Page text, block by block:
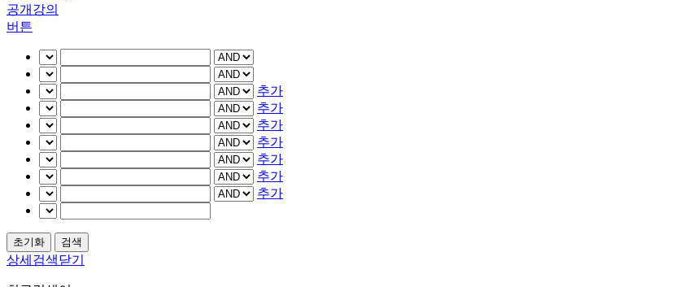
공개강의
버튼
추가
추가
추가
추가
추가
추가
추가
상세검색닫기